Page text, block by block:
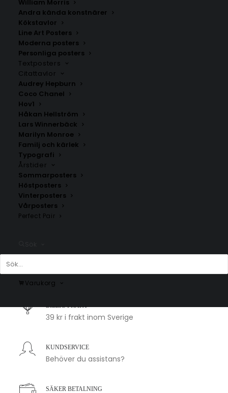
William Morris
Andra kända konstnärer
Kökstavlor
Line Art Posters
Moderna posters
Personliga posters
Textposters
Citattavlor
Audrey Hepburn
Coco Chanel
Hov1
Håkan Hellström
Lars Winnerbäck
Marilyn Monroe
Familj och kärlek
Typografi
Årstider
Sommarposters
Höstposters
Vinterposters
Vårposters
Perfect Pair
Varukorg
Lübeck
Fr. 200.00kr
Stuttgart
Fr.200.00
1-2 arbetsdagar
BILLIG FRAKT
39 kr i frakt inom Sverige
KUNDSERVICE
Behöver du assistans?
SÄKER BETALNING